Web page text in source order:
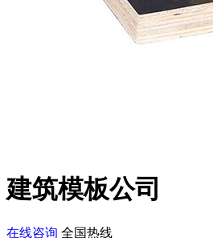
建筑模板公司
在线咨询 全国热线